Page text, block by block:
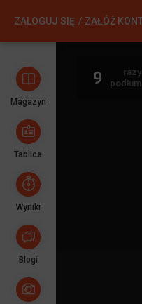
ZALOGUJ SIĘ ZAŁÓŻ
Magazyn
Tablica
Wyniki
Blogi
9